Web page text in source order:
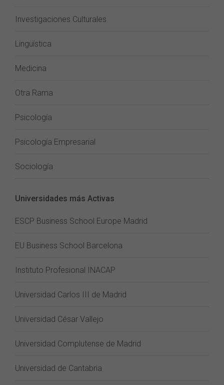
Investigaciones Culturales
Lingüística
Medicina
Otra Rama
Psicología
Psicología Empresarial
Sociología
Universidades más Activas
ESCP Business School Europe Madrid
EU Business School Barcelona
Instituto Profesional INACAP
Universidad Carlos III de Madrid
Universidad César Vallejo
Universidad Complutense de Madrid
Universidad de Cantabria